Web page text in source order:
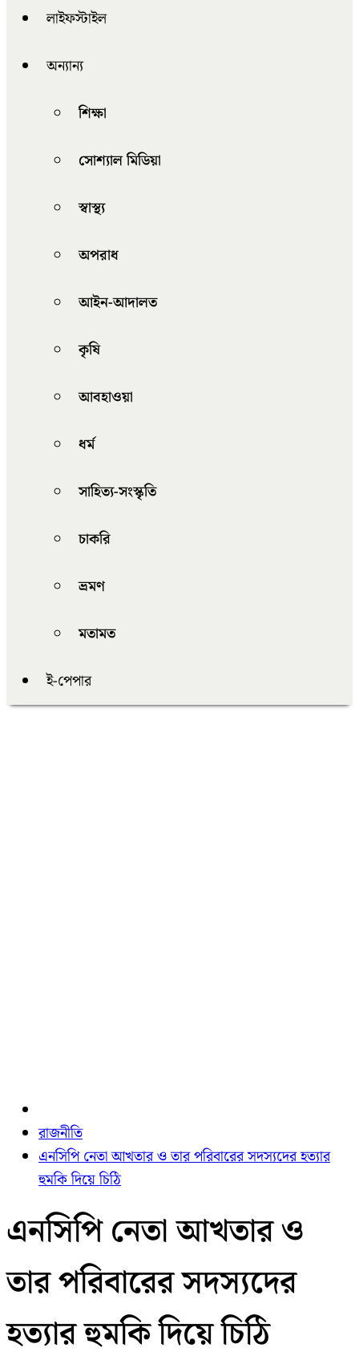
লাইফস্টাইল
অন্যান্য
শিক্ষা
সোশ্যাল মিডিয়া
স্বাস্থ্য
অপরাধ
আইন-আদালত
কৃষি
আবহাওয়া
ধর্ম
সাহিত্য-সংস্কৃতি
চাকরি
ভ্রমণ
মতামত
ই-পেপার
রাজনীতি
এনসিপি নেতা আখতার ও তার পরিবারের সদস্যদের হত্যার
হুমকি দিয়ে চিঠি
এনসিপি নেতা আখতার ও
তার পরিবারের সদস্যদের
হত্যার হুমকি দিয়ে চিঠি